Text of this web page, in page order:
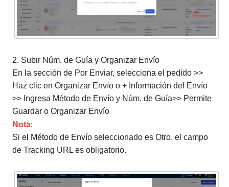
2. Subir Núm. de Guía y Organizar Envío
En la sección de Por Enviar, selecciona el pedido >>
Haz clic en Organizar Envío o + Información del Envío
>> Ingresa Método de Envío y Núm. de Guía>> Permite
Guardar o Organizar Envío
Nota:
Si el Método de Envío seleccionado es Otro, el campo
de Tracking URL es obligatorio.